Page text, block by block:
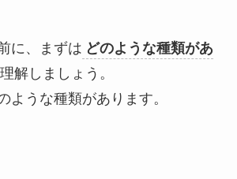
に、まずは どのような種類があ
解しましょう。
ような種類があります。